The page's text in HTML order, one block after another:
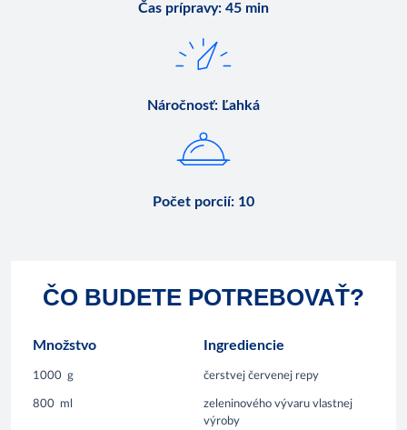
Čas prípravy: 45 min
Náročnosť: Ľahká
Počet porcií: 10
ČO BUDETE POTREBOVAŤ?
Množstvo Ingrediencie
1000 g čerstvej červenej repy
800 ml
zeleninového vývaru vlastnej
výroby